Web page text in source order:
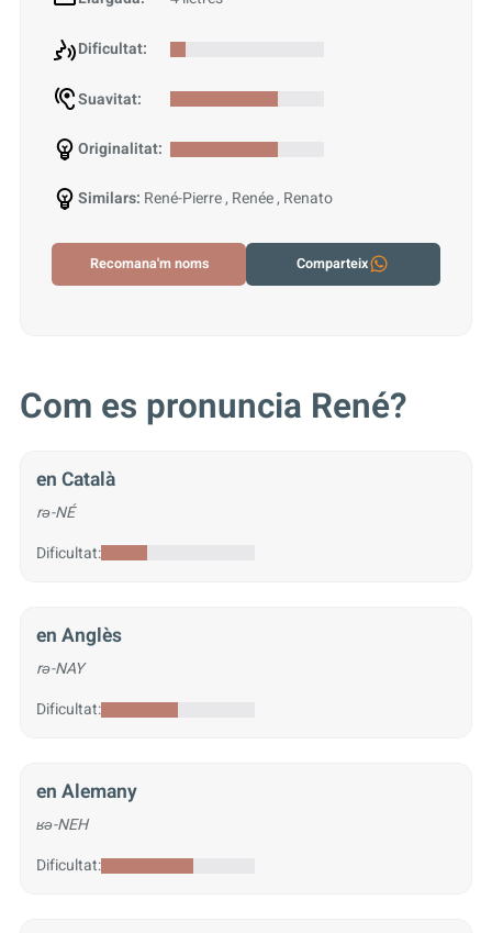
Dificultat:
Suavitat:
Originalitat:
Similars: René-Pierre , Renée , Renato
Recomana'm noms Comparteix
Com es pronuncia René?
en Català
rə-NÉ
Dificultat:
en Anglès
rə-NAY
Dificultat:
en Alemany
ʁə-NEH
Dificultat: